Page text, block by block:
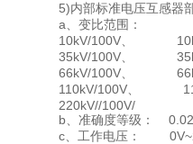
5)内部标准电压互感器
a、变比范围：
10kV/100V、
35kV/100V、
66kV/100V、
110kV/100V、
220kV//100V/
b、准确度等级：
c、工作电压：